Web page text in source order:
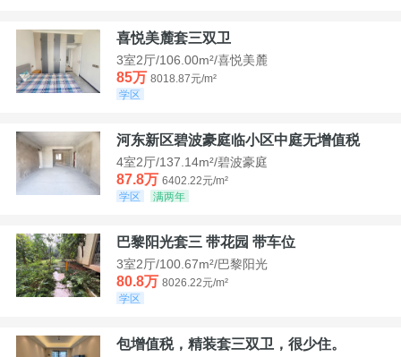
喜悦美麓套三双卫
3室2厅/106.00m²/喜悦美麓
85万 8018.87元/m²
学区
河东新区碧波豪庭临小区中庭无增值税
4室2厅/137.14m²/碧波豪庭
87.8万 6402.22元/m²
学区
满两年
巴黎阳光套三 带花园 带车位
3室2厅/100.67m²/巴黎阳光
80.8万 8026.22元/m²
学区
包增值税，精装套三双卫，很少住。